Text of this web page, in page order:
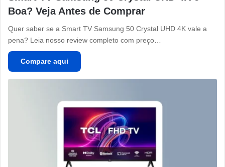
Boa? Veja Antes de Comprar
Quer saber se a Smart TV Samsung 50 Crystal UHD 4K vale a
pena? Leia nosso review completo com preço…
Compare aqui